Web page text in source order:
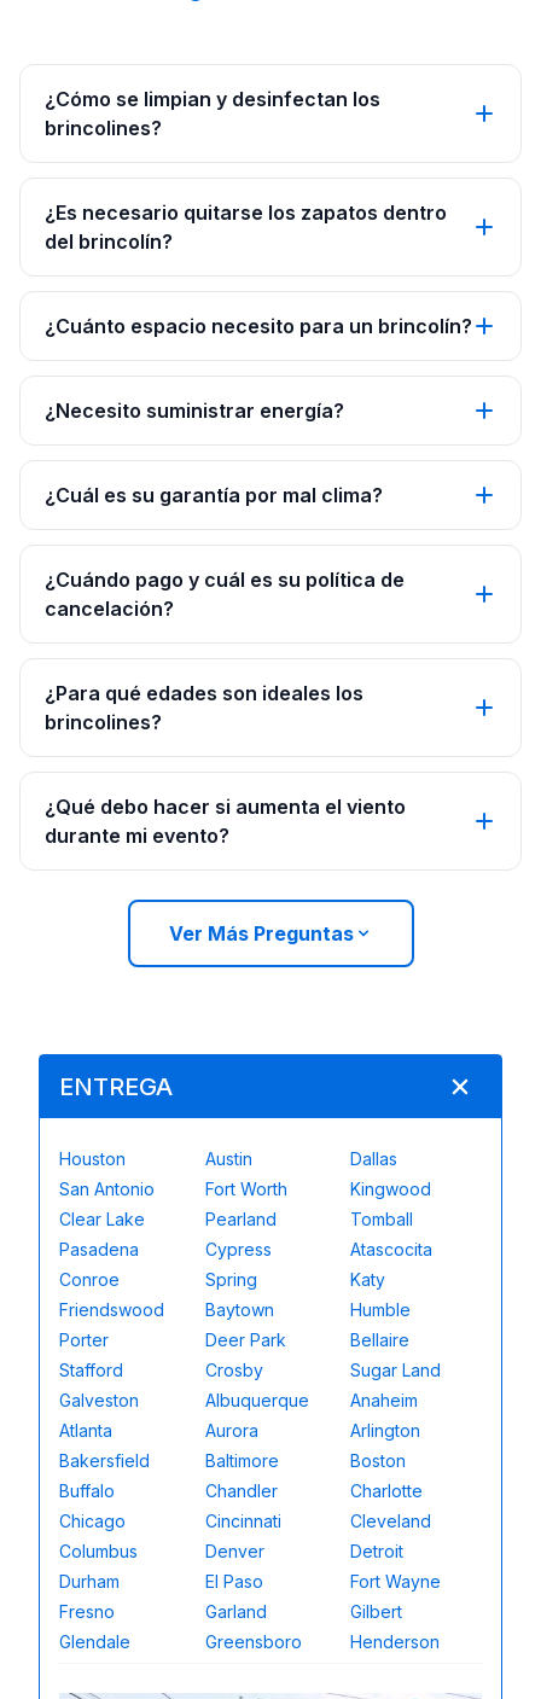
¿Cómo se limpian y desinfectan los
brincolines?
¿Es necesario quitarse los zapatos dentro
del brincolín?
¿Cuánto espacio necesito para un brincolín?
¿Necesito suministrar energía?
¿Cuál es su garantía por mal clima?
¿Cuándo pago y cuál es su política de
cancelación?
¿Para qué edades son ideales los
brincolines?
¿Qué debo hacer si aumenta el viento
durante mi evento?
Ver Más Preguntas
ENTREGA
Houston Austin
Dallas
San Antonio
Fort Worth
Kingwood
Clear Lake
Pearland
Tomball
Pasadena
Cypress
Atascocita
Conroe
Spring
Katy
Friendswood
Baytown
Humble
Porter
Deer Park
Bellaire
Stafford
Crosby
Sugar Land
Galveston
Albuquerque
Anaheim
Atlanta
Aurora
Arlington
Bakersfield
Baltimore
Boston
Buffalo
Chandler
Charlotte
Chicago
Cincinnati
Cleveland
Columbus
Denver
Detroit
Durham
El Paso
Fort Wayne
Fresno
Garland
Gilbert
Glendale
Greensboro Henderson